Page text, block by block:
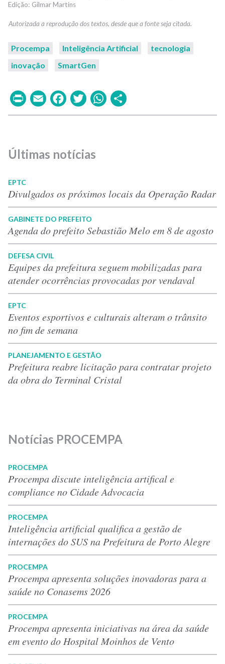
Gilmar Martins
Procempa Inteligência Artificial
tecnologia
inovação
SmartGen
PrintEmailFacebook
TwitterWhatsApp
Últimas notícias
EPTC
Divulgados os próximos locais da Operação Radar
GABINETE DO PREFEITO
Agenda do prefeito Sebastião Melo em 8 de agosto
DEFESA CIVIL
Equipes da prefeitura seguem mobilizadas para
atender ocorrências provocadas por vendaval
EPTC
Eventos esportivos e culturais alteram o trânsito
no fim de semana
PLANEJAMENTO E GESTÃO
Prefeitura reabre licitação para contratar projeto
da obra do Terminal Cristal
Notícias PROCEMPA
PROCEMPA
Procempa discute inteligência artifical e
compliance no Cidade Advocacia
PROCEMPA
Inteligência artificial qualifica a gestão de
internações do SUS na Prefeitura de Porto Alegre
PROCEMPA
Procempa apresenta soluções inovadoras para a
saúde no Conasems 2026
PROCEMPA
Procempa apresenta iniciativas na área da saúde
em evento do Hospital Moinhos de Vento